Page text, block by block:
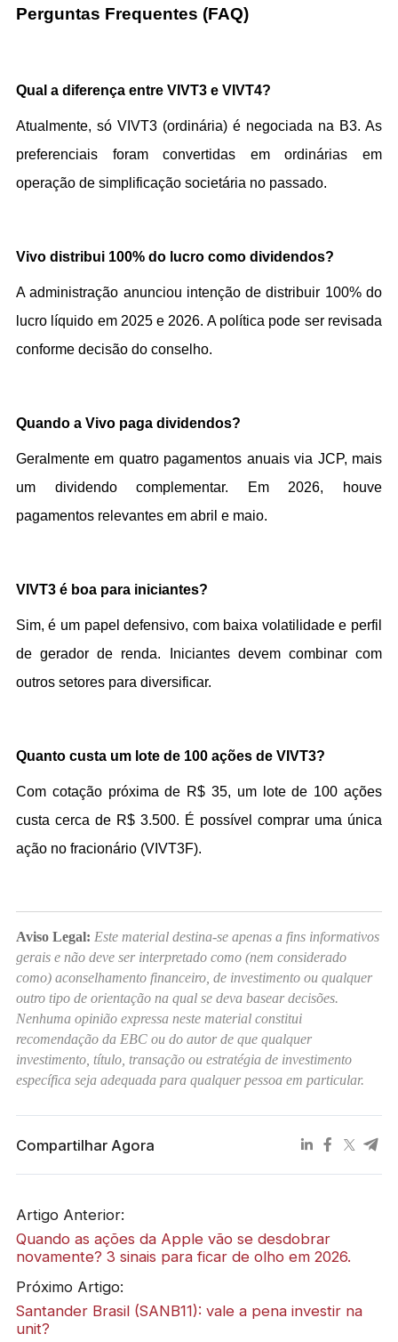
Perguntas Frequentes (FAQ)
Qual a diferença entre VIVT3 e VIVT4?
Atualmente, só VIVT3 (ordinária) é negociada na B3. As
preferenciais foram convertidas em ordinárias em
operação de simplificação societária no passado.
Vivo distribui 100% do lucro como dividendos?
A administração anunciou intenção de distribuir 100% do
lucro líquido em 2025 e 2026. A política pode ser revisada
conforme decisão do conselho.
Quando a Vivo paga dividendos?
Geralmente em quatro pagamentos anuais via JCP, mais
um dividendo complementar. Em 2026, houve
pagamentos relevantes em abril e maio.
VIVT3 é boa para iniciantes?
Sim, é um papel defensivo, com baixa volatilidade e perfil
de gerador de renda. Iniciantes devem combinar com
outros setores para diversificar.
Quanto custa um lote de 100 ações de VIVT3?
Com cotação próxima de R$ 35, um lote de 100 ações
custa cerca de R$ 3.500. É possível comprar uma única
ação no fracionário (VIVT3F).
Aviso Legal: Este material destina-se apenas a fins informativos
gerais e não deve ser interpretado como (nem considerado
como) aconselhamento financeiro, de investimento ou qualquer
outro tipo de orientação na qual se deva basear decisões.
Nenhuma opinião expressa neste material constitui
recomendação da EBC ou do autor de que qualquer
investimento, título, transação ou estratégia de investimento
específica seja adequada para qualquer pessoa em particular.
Compartilhar Agora
Artigo Anterior:
Quando as ações da Apple vão se desdobrar
novamente? 3 sinais para ficar de olho em 2026.
Próximo Artigo:
Santander Brasil (SANB11): vale a pena investir na
unit?